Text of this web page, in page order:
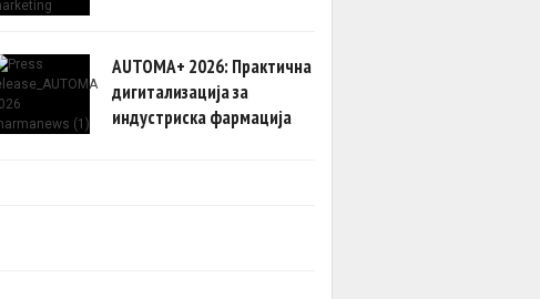
AUTOMA+ 2026: Практична
дигитализација за
индустриска фармација